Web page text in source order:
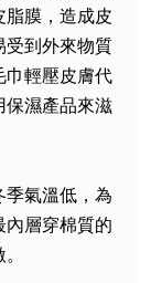
膜，造成皮
受到外來物質
輕壓皮膚代
濕產品來滋
氣溫低，為
層穿棉質的